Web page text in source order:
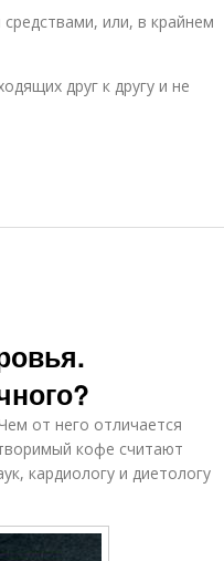
или, в крайнем
друг к другу и не
от него отличается
кофе считают
кардиологу и диетологу